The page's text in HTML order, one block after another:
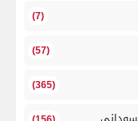
(7)
(57)
(365)